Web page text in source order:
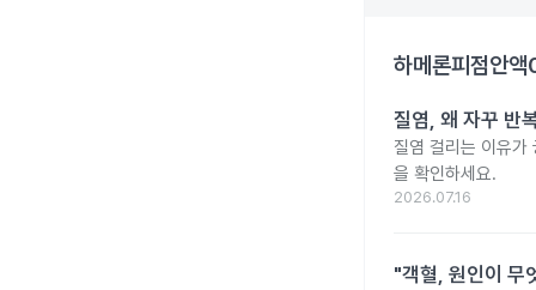
하메론피점안
질염, 왜 자꾸 반
질염 걸리는 이유가
을 확인하세요.
2026.07.16
"객혈, 원인이 무